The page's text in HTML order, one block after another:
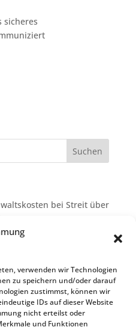
verwenden wir Technologien
zu speichern und/oder darauf
zustimmst, können wir
IDs auf dieser Website
nicht erteilst oder
und Funktionen
sicheres
bei Streit über
Juli 2026
Konfusionsgewinns
von 5,5 % für die